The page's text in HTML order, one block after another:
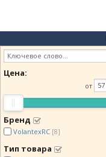
Цена:
от
Бренд
VolantexRC [8]
Тип товара